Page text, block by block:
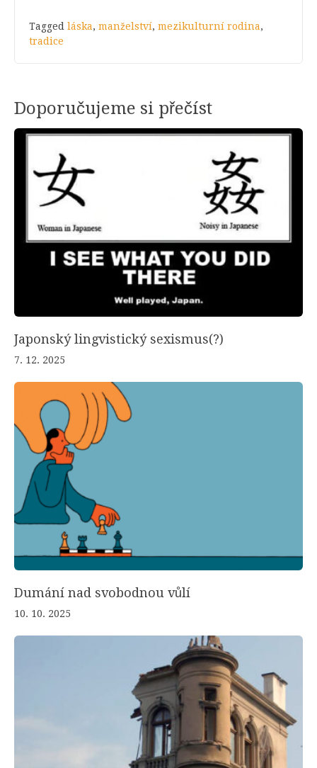
Tagged láska, manželství, mezikulturní rodina,
tradice
Doporučujeme si přečíst
Japonský lingvistický sexismus(?)
7. 12. 2025
Dumání nad svobodnou vůlí
10. 10. 2025